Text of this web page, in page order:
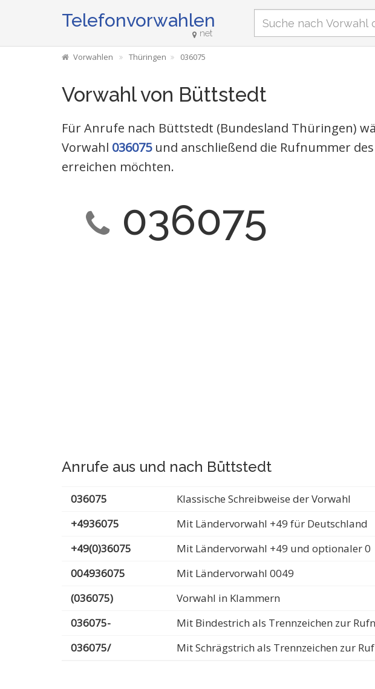
Telefonvorwahlen
net
Vorwahlen Thüringen 036075
Vorwahl von Büttstedt
Für Anrufe nach Büttstedt (Bundesland Thüringen)
Vorwahl 036075und anschließend die Rufnummer des
erreichen möchten.
036075
Anrufe aus und nach Büttstedt
036075
Klassische Schreibweise der Vorwahl
+4936075
Mit Ländervorwahl +49 für Deutschland
+49(0)36075
Mit Ländervorwahl +49 und optionaler 0
004936075
Mit Ländervorwahl 0049
(036075)
Vorwahl in Klammern
036075-
Mit Bindestrich als Trennzeichen zur
036075/
Mit Schrägstrich als Trennzeichen zur